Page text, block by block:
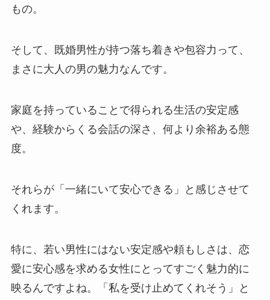
もの。
そして、既婚男性が持つ落ち着きや包容力って、
まさに大人の男の魅力なんです。
家庭を持っていることで得られる生活の安定感
や、経験からくる会話の深さ、何より余裕ある態
度。
それらが「一緒にいて安心できる」と感じさせて
くれます。
特に、若い男性にはない安定感や頼もしさは、恋
愛に安心感を求める女性にとってすごく魅力的に
映るんですよね。「私を受け止めてくれそう」と